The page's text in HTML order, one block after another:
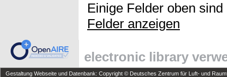
Einige Felder oben
Felder anzeigen
electronic library
Gestaltung Webseite und Datenbank: Copyright © Deutsches Zentrum für Luft- und